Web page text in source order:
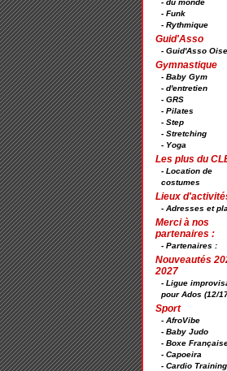
- du monde
- Funk
- Rythmique
Guid'Asso
- Guid'Asso Oise
Gymnastique
- Baby Gym
- d'entretien
- GRS
- Pilates
- Step
- Stretching
- Yoga
Les plus du
- Location de
costumes
Lieux
- Adresses et
Merci à nos
partenaires :
- Partenaires :
Nouveautés
2027
- Ligue
pour Ados (12/
Sport
- AfroVibe
- Baby Judo
- Boxe
- Capoeira
- Cardio Training